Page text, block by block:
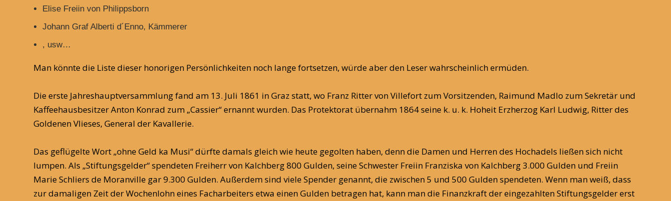
Elise Freiin von Philippsborn
Johann Graf Alberti d´Enno, Kämmerer
, usw…
Man könnte die Liste dieser honorigen Persönlichkeiten noch lange fortsetzen, würde aber den Leser wahrscheinlich ermüden.
Die erste Jahreshauptversammlung fand am 13. Juli 1861 in Graz statt, wo Franz Ritter von Villefort zum Vorsitzenden, Raimund Madlo zum Sekretär und
Kaffeehausbesitzer Anton Konrad zum „Cassier“ ernannt wurden. Das Protektorat übernahm 1864 seine k. u. k. Hoheit Erzherzog Karl Ludwig, Ritter des
Goldenen Vlieses, General der Kavallerie.
Das geflügelte Wort „ohne Geld ka Musi“ dürfte damals gleich wie heute gegolten haben, denn die Damen und Herren des Hochadels ließen sich nicht
lumpen. Als „Stiftungsgelder“ spendeten Freiherr von Kalchberg 800 Gulden, seine Schwester Freiin Franziska von Kalchberg 3.000 Gulden und Freiin
Marie Schliers de Moranville gar 9.300 Gulden. Außerdem sind viele Spender genannt, die zwischen 5 und 500 Gulden spendeten. Wenn man weiß, dass
zur damaligen Zeit der Wochenlohn eines Facharbeiters etwa einen Gulden betragen hat, kann man die Finanzkraft der eingezahlten Stiftungsgelder erst